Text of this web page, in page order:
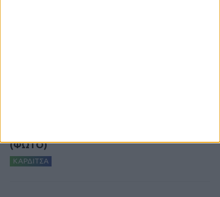
(ΦΩΤΟ)
ΚΑΡΔΙΤΣΑ